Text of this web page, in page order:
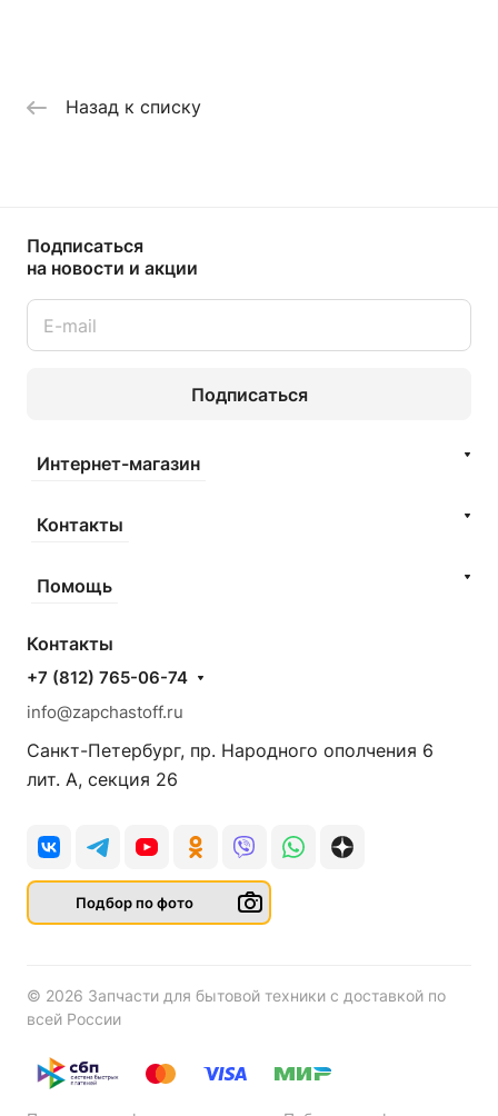
Назад к списку
Подписаться
на новости и акции
Подписаться
Интернет-магазин
Контакты
Помощь
Контакты
+7 (812) 765-06-74
info@zapchastoff.ru
Санкт-Петербург, пр. Народного ополчения 6
лит. А, секция 26
Подбор по фото
© 2026 Запчасти для бытовой техники с доставкой по
всей России